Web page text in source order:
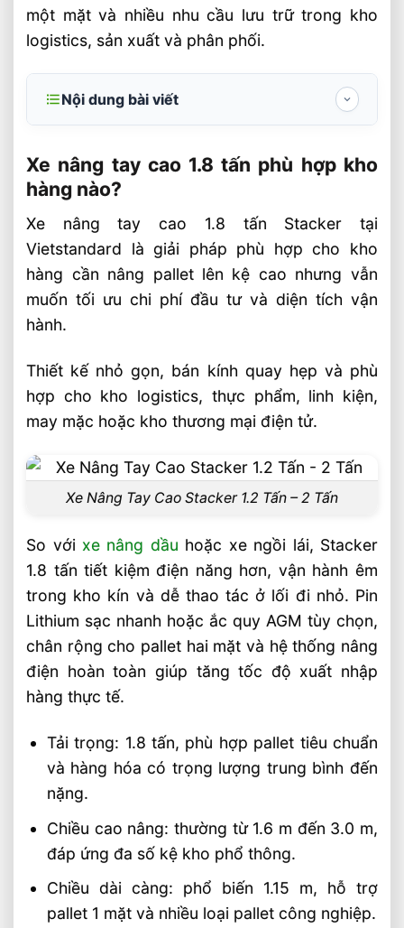
một mặt và nhiều nhu cầu lưu trữ trong kho
logistics, sản xuất và phân phối.
Nội dung bài viết
nào?
Thông số kỹ thuật cần kiểm tra trước khi
mua
Giá Xe Nâng Tay Cao 1.8 Tấn Stacker
EP/IMOW tại Vietstandard
So sánh nhanh với xe nâng điện và xe
nâng tay điện
Câu hỏi thường gặp về xe nâng tay cao 1.8
tấn cho kho hàng và kệ giá cao FAQ
Xe nâng tay cao 1.8 tấn có nâng được lên
Nên chọn xe nâng tay cao hay xe nâng
điện cho kho hàng?
nâng tay cao?
Video Xe Nâng Tay Cao 1.8 Tấn Stacker
EP/IMOW
Liên hệ mua sản phẩm
Bài Viết Liên Quan
Chọn Loại Bánh Xe Nâng Điện Theo Môi
Chọn Tải Trọng Xe Nâng Điện Theo
Trọng Lượng Thực Tế
Hợp Từng Ứng Dụng
Chọn Xe Nâng Điện Phù Hợp Theo Từng
Chọn Xe Nâng Điện Phù Hợp Theo Chiều
Cao Kệ Hàng Chuẩn Nhất
Xe nâng tay cao 1.8 tấn phù hợp kho
hàng nào?
Xe nâng tay cao 1.8 tấn Stacker tại
Vietstandard là giải pháp phù hợp cho kho
hàng cần nâng pallet lên kệ cao nhưng vẫn
muốn tối ưu chi phí đầu tư và diện tích vận
hành.
Thiết kế nhỏ gọn, bán kính quay hẹp và phù
hợp cho kho logistics, thực phẩm, linh kiện,
may mặc hoặc kho thương mại điện tử.
Xe Nâng Tay Cao Stacker 1.2 Tấn – 2 Tấn
So với xe nâng dầu hoặc xe ngồi lái, Stacker
1.8 tấn tiết kiệm điện năng hơn, vận hành êm
trong kho kín và dễ thao tác ở lối đi nhỏ. Pin
Lithium sạc nhanh hoặc ắc quy AGM tùy chọn,
chân rộng cho pallet hai mặt và hệ thống nâng
điện hoàn toàn giúp tăng tốc độ xuất nhập
hàng thực tế.
Tải trọng: 1.8 tấn, phù hợp pallet tiêu chuẩn
và hàng hóa có trọng lượng trung bình đến
nặng.
Chiều cao nâng: thường từ 1.6 m đến 3.0 m,
đáp ứng đa số kệ kho phổ thông.
Chiều dài càng: phổ biến 1.15 m, hỗ trợ
pallet 1 mặt và nhiều loại pallet công nghiệp.